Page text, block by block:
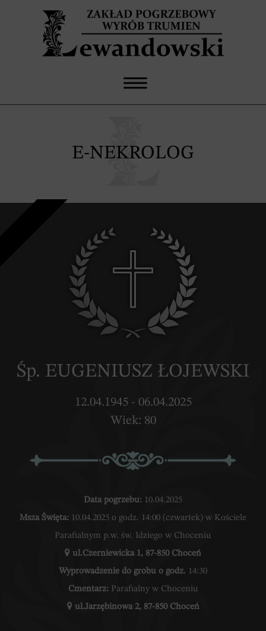
E-NEKROLOG
Śp. EUGENIUSZ ŁOJEWSKI
12.04.1945 - 06.04.2025
Wiek: 80
Data pogrzebu: 10.04.2025
Msza Święta: 10.04.2025 o godz. 14:00 (czwartek) w Kościele
Parafialnym p.w. św. Idziego w Choceniu
ul.Czerniewicka 1, 87-850 Choceń
Wyprowadzenie do grobu o godz. 14:30
Cmentarz: Parafialny w Choceniu
ul.Jarzębinowa 2, 87-850 Choceń